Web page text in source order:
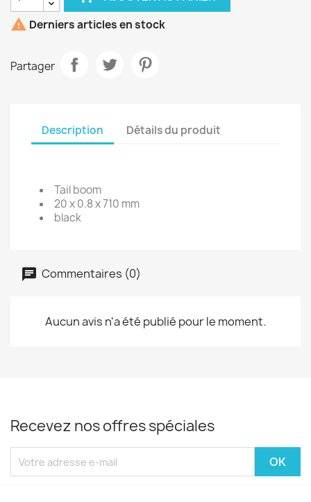
 Derniers articles en stock
Partager
Description Détails du produit
Tail boom
20 x 0.8 x 710 mm
black
Commentaires (0)
Aucun avis n'a été publié pour le moment.
Recevez nos offres spéciales